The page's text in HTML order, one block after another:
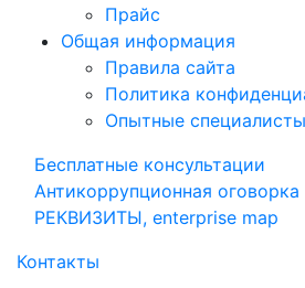
Прайс
Общая информация
Правила сайта
Политика
Опытные
Бесплатные консультации
Антикоррупционная оговорка
РЕКВИЗИТЫ, enterprise map
Контакты